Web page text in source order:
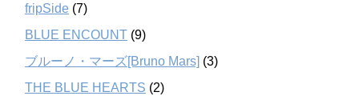
fripSide (7)
BLUE ENCOUNT (9)
ブルーノ・マーズ[Bruno Mars] (3)
THE BLUE HEARTS (2)